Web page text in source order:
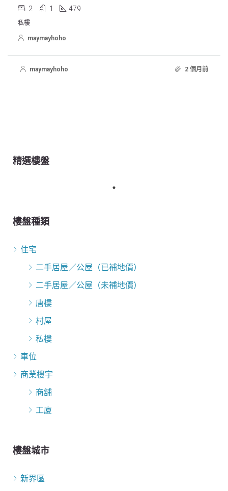
2 1 479
私樓
maymayhoho
maymayhoho 2 個月前
精選樓盤
樓盤種類
住宅
二手居屋／公屋（已補地價）
二手居屋／公屋（未補地價）
唐樓
村屋
私樓
車位
商業樓宇
商舖
工廈
樓盤城市
新界區